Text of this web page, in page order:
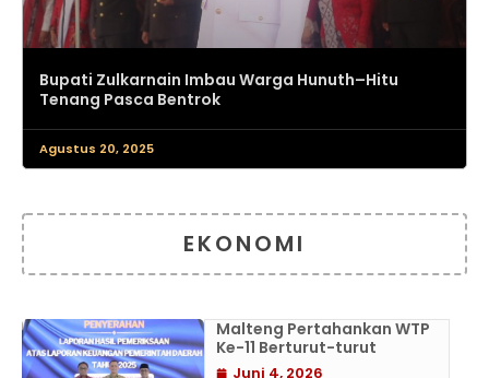
Bupati Zulkarnain Imbau Warga Hunuth–Hitu
Tenang Pasca Bentrok
Agustus 20, 2025
EKONOMI
Malteng Pertahankan WTP
Ke-11 Berturut-turut
Juni 4, 2026